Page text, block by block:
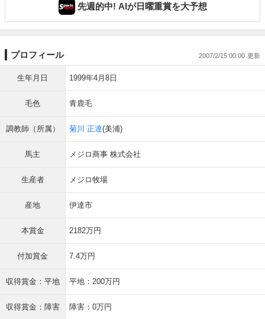
先週的中! AIが日曜重賞を大予想
プロフィール 2007/2/15 00:00
生年月日 1999年4月8日
毛色 青鹿毛
調教師（所属） 菊川 正達(美浦)
馬主 メジロ商事 株式会社
生産者 メジロ牧場
産地 伊達市
本賞金 2182万円
付加賞金 7.4万円
収得賞金：平地 平地：200万円
収得賞金：障害 障害：0万円